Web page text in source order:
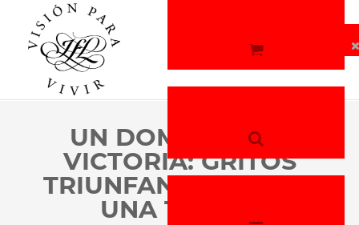
UN DOMINGO DE
VICTORIA: GRITOS
TRIUNFANTES DESDE
UNA TUMBA